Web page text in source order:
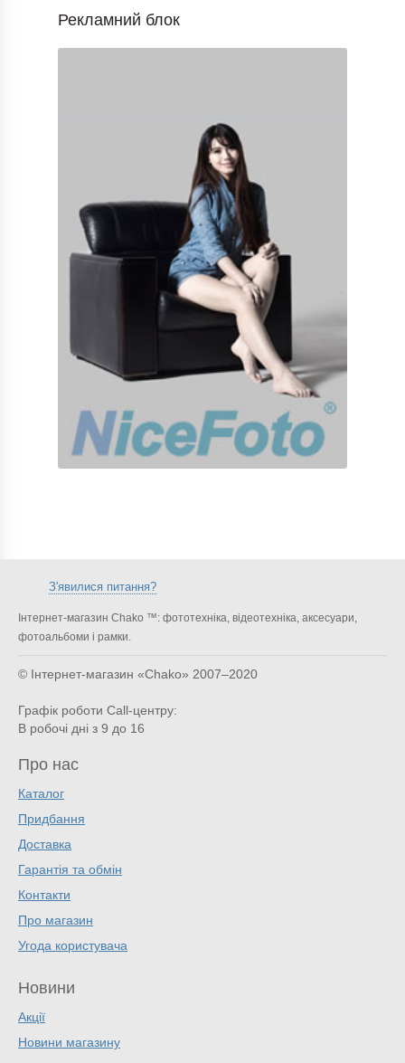
Рекламний блок
З'явилися питання?
Інтернет-магазин Chako ™: фототехніка, відеотехніка, аксесуари,
фотоальбоми і рамки.
© Інтернет-магазин «Chako» 2007–2020
Графік роботи Call-центру:
В робочі дні з 9 до 16
Про нас
Каталог
Придбання
Доставка
Гарантія та обмін
Контакти
Про магазин
Угода користувача
Новини
Акції
Новини магазину